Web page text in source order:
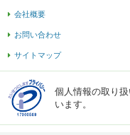
会社概要
お問い合わせ
サイトマップ
個人情報の取り
います。